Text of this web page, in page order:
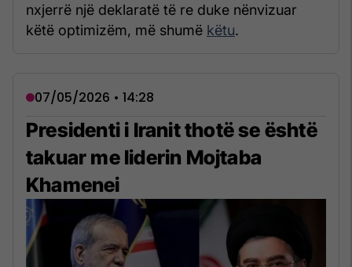
nxjerrë një deklaratë të re duke nënvizuar
këtë optimizëm, më shumë këtu.
07/05/2026 • 14:28
Presidenti i Iranit thotë se është
takuar me liderin Mojtaba
Khamenei